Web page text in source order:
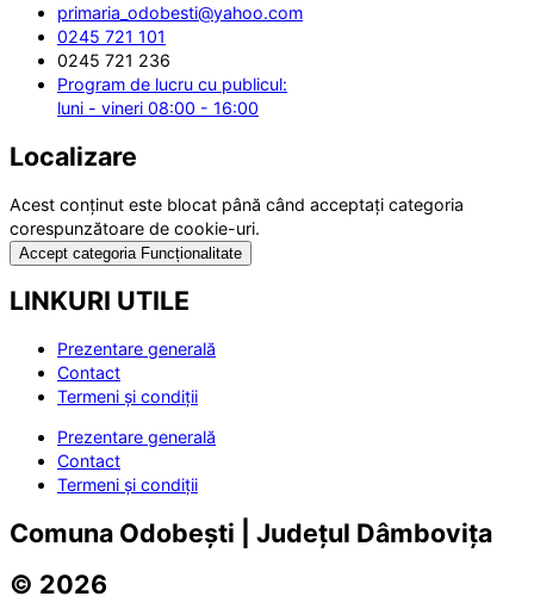
primaria_odobesti@yahoo.com
0245 721 101
0245 721 236
Program de lucru cu publicul:
luni - vineri 08:00 - 16:00
Localizare
Acest conținut este blocat până când acceptați categoria
corespunzătoare de cookie-uri.
Accept categoria Funcționalitate
LINKURI UTILE
Prezentare generală
Contact
Termeni și condiții
Prezentare generală
Contact
Termeni și condiții
Comuna Odobești | Județul Dâmbovița
© 2026